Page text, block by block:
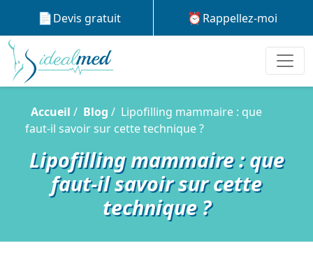
Devis gratuit Rappellez-moi
Accueil Blog
Lipofilling mammaire : que
faut-il savoir sur cette technique ?
Lipofilling mammaire : que
faut-il savoir sur cette
technique ?